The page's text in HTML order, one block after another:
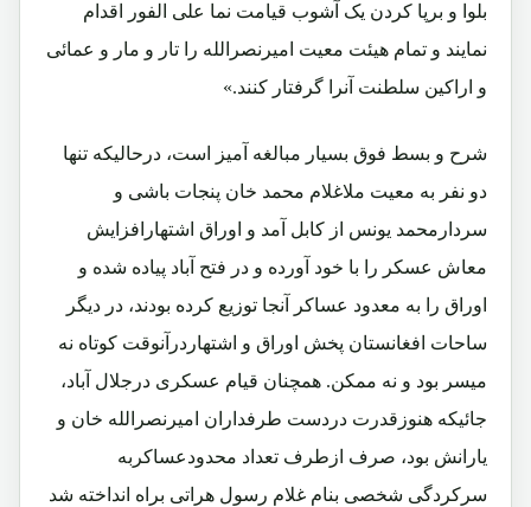
بلوا و برپا کردن یک آشوب قیامت نما علی الفور اقدام
نمایند و تمام هیئت معیت امیرنصرالله را تار و مار و عمائی
و اراکین سلطنت آنرا گرفتار کنند.»
شرح و بسط فوق بسیار مبالغه آمیز است، درحالیکه تنها
دو نفر به معیت ملاغلام محمد خان پنجات باشی و
سردارمحمد یونس از کابل آمد و اوراق اشتهارافزایش
معاش عسکر را با خود آورده و در فتح آباد پیاده شده و
اوراق را به معدود عساکر آنجا توزیع کرده بودند، در دیگر
ساحات افغانستان پخش اوراق و اشتهاردرآنوقت کوتاه نه
میسر بود و نه ممکن. همچنان قیام عسکری درجلال آباد،
جائیکه هنوزقدرت دردست طرفداران امیرنصرالله خان و
یارانش بود، صرف ازطرف تعداد محدودعساکربه
سرکردگی شخصی بنام غلام رسول هراتی براه انداخته شد